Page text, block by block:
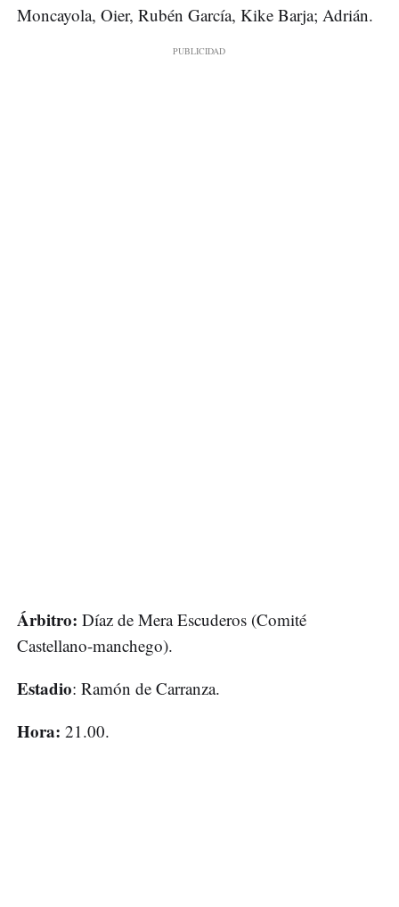
Moncayola, Oier, Rubén García, Kike Barja; Adrián.
Árbitro: Díaz de Mera Escuderos (Comité
Castellano-manchego).
Estadio: Ramón de Carranza.
Hora: 21.00.